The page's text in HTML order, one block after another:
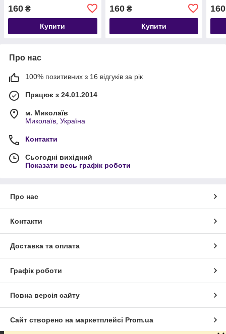
160 ₴
Купити
160₴
Купити
160
Про нас
100% позитивних з 16 відгуків за рік
Працює з 24.01.2014
м. Миколаїв
Миколаїв, Україна
Контакти
Сьогодні вихідний
Показати весь графік роботи
Про нас
Контакти
Доставка та оплата
Графік роботи
Повна версія сайту
Сайт створено на маркетплейсі Prom.ua